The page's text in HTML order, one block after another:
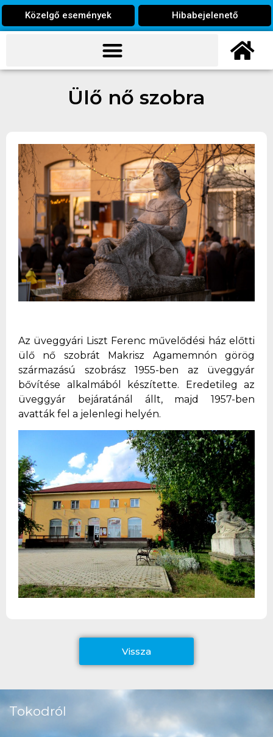
Közelgő események Hibabejelenető
Ülő nő szobra
Az üveggyári Liszt Ferenc művelődési ház előtti
ülő nő szobrát Makrisz Agamemnón görög
származású szobrász 1955-ben az üveggyár
bővítése alkalmából készítette. Eredetileg az
üveggyár bejáratánál állt, majd 1957-ben
avatták fel a jelenlegi helyén.
Vissza
Tokodról